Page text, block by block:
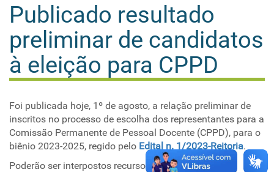
Publicado resultado
preliminar de candidatos
à eleição para CPPD
Foi publicada hoje, 1º de agosto, a relação preliminar de
inscritos no processo de escolha dos representantes para a
Comissão Permanente de Pessoal Docente (CPPD), para o
biênio 2023-2025, regido pelo Edital n. 1/2023-Reitoria.
Poderão ser interpostos recursos contra o resultado